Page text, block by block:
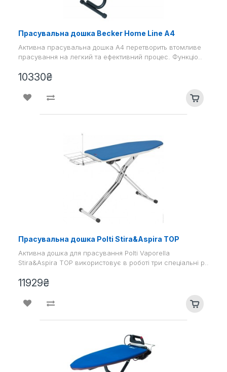
Прасувальна дошка Becker Home Line A4
Активна прасувальна дошка А4 перетворить втомливе
прасування на легкий та ефективний процес. Функціо..
10330₴
Прасувальна дошка Polti Stira&Aspira TOP
Активна дошка для прасування Polti Vaporella
Stira&Aspira TOP використовує в роботі три спеціальні р..
11929₴